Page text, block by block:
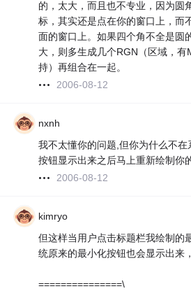
的，太大，而且也不专业，因为圆
标，其实还是点在你的窗口上，而
面的窗口上。如果四个角不全是圆
大，则多生成几个RGN（区域，有
持）再组合在一起。
2006-08-12
nxnh
我不太懂你的问题,但你为什么不
按钮显示出来之后马上重新绘制你
2006-08-12
kimryo
但这样当用户点击标题栏我绘制的
统原来的最小化按钮也会显示出来，
===============\